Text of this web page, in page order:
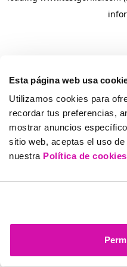
Esta página web usa
Utilizamos cookies para
recordar tus preferencias,
mostrar anuncios
sitio web, aceptas el uso
nuestra Política de cookies